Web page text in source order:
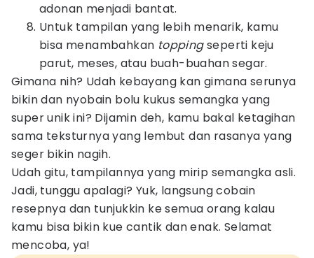
adonan menjadi bantat.
Untuk tampilan yang lebih menarik, kamu
bisa menambahkan toppingseperti keju
parut, meses, atau buah-buahan segar.
Gimana nih? Udah kebayang kan gimana serunya
bikin dan nyobain bolu kukus semangka yang
super unik ini? Dijamin deh, kamu bakal ketagihan
sama teksturnya yang lembut dan rasanya yang
seger bikin nagih.
Udah gitu, tampilannya yang mirip semangka asli.
Jadi, tunggu apalagi? Yuk, langsung cobain
resepnya dan tunjukkin ke semua orang kalau
kamu bisa bikin kue cantik dan enak. Selamat
mencoba, ya!